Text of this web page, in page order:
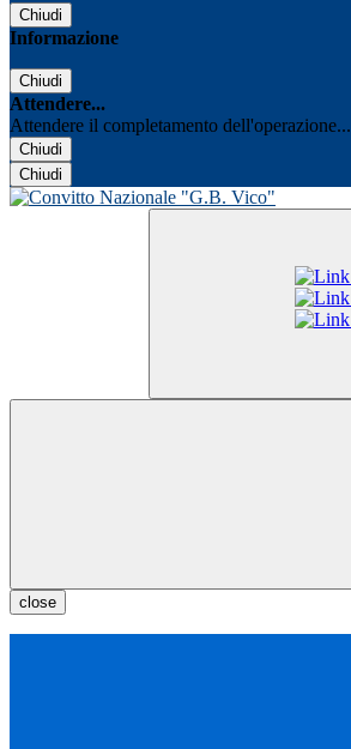
Chiudi
Informazione
Chiudi
Attendere...
Attendere il completamento dell'operazione...
Chiudi
Chiudi
close